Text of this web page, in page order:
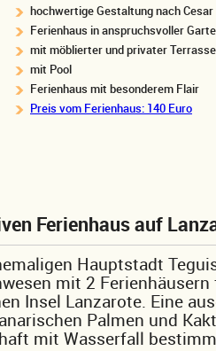
hochwertige Gestaltung nach
Ferienhaus in anspruchsvoller
mit möblierter und privater Terrasse
mit Pool
Ferienhaus mit besonderem Flair
Preis vom Ferienhaus: 140 Euro
Ferienhaus auf
Hauptstadt
mit 2
Insel Lanzarote. Eine
Palmen und
mit Wasserfall